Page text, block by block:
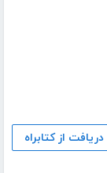
دریافت از کتابراه